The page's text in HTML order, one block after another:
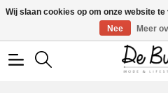
• Wekelijks nieuwe items •
Verzonden binnen
Wij slaan cookies op om onze website
Nee
Meer